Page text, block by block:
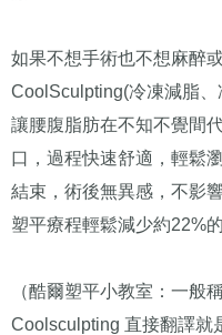
如果不想手術也不想麻醉
CoolSculpting(冷凍減脂、
讓腰腹脂肪在不知不覺間
口，過程快速舒適，輕鬆
結束，術後無異感，不影
塑平療程輕鬆減少約22%
（酷爾塑平小教室：一般
Coolsculpting 直接翻譯就